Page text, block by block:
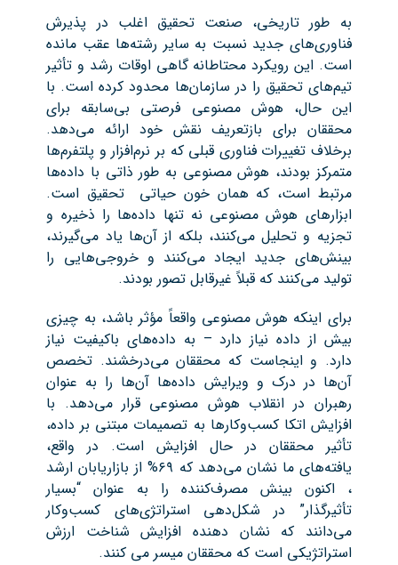
به طور تاریخی، صنعت تحقیق اغلب در پذیرش
فناوری‌های جدید نسبت به سایر رشته‌ها عقب مانده
است. این رویکرد محتاطانه گاهی اوقات رشد و تأثیر
تیم‌های تحقیق را در سازمان‌ها محدود کرده است. با
این حال، هوش مصنوعی فرصتی بی‌سابقه برای
محققان برای بازتعریف نقش خود ارائه می‌دهد.
برخلاف تغییرات فناوری قبلی که بر نرم‌افزار و پلتفرم‌ها
متمرکز بودند، هوش مصنوعی به طور ذاتی با داده‌ها
مرتبط است، که همان خون حیاتی تحقیق است.
ابزارهای هوش مصنوعی نه تنها داده‌ها را ذخیره و
تجزیه و تحلیل می‌کنند، بلکه از آن‌ها یاد می‌گیرند،
بینش‌های جدید ایجاد می‌کنند و خروجی‌هایی را
تولید می‌کنند که قبلاً غیرقابل تصور بودند.
برای اینکه هوش مصنوعی واقعاً مؤثر باشد، به چیزی
بیش از داده نیاز دارد – به داده‌های باکیفیت نیاز
دارد. و اینجاست که محققان می‌درخشند. تخصص
آن‌ها در درک و ویرایش داده‌ها آن‌ها را به عنوان
رهبران در انقلاب هوش مصنوعی قرار می‌دهد. با
افزایش اتکا کسب‌وکارها به تصمیمات مبتنی بر داده،
تأثیر محققان در حال افزایش است. در واقع،
یافته‌های ما نشان می‌دهد که ۶۹% از بازاریابان ارشد
، اکنون بینش مصرف‌کننده را به عنوان “بسیار
تأثیرگذار” در شکل‌دهی استراتژی‌های کسب‌وکار
می‌دانند که نشان دهنده افزایش شناخت ارزش
استراتژیکی است که محققان میسر می کنند.